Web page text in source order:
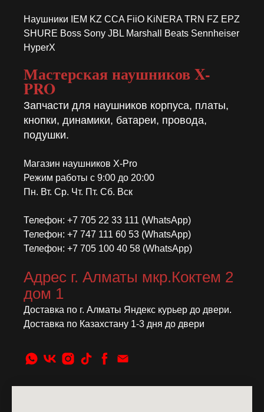
Наушники IEM KZ CCA FiiO KiNERA TRN FZ EPZ
SHURE Boss Sony JBL Marshall Beats Sennheiser
HyperX
Мастерская наушников X-
PRO
Запчасти для наушников корпуса, платы,
кнопки, динамики, батареи, провода,
подушки.
Магазин наушников X-Pro
Режим работы с 9:00 до 20:00
Пн. Вт. Ср. Чт. Пт. Сб. Вск
Телефон: +7 705 22 33 111 (WhatsApp)
Телефон: +7 747 111 60 53 (WhatsApp)
Телефон: +7 705 100 40 58 (WhatsApp)
Адрес г. Алматы мкр.Коктем 2
дом 1
Доставка по г. Алматы Яндекс курьер до двери.
Доставка по Казахстану 1-3 дня до двери